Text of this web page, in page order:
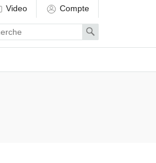
Video Compte
Search